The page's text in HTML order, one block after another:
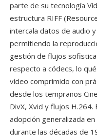
parte de su tecnología
estructura RIFF
intercala datos de audio
permitiendo la
gestión de flujos
respecto a códecs, lo
vídeo comprimido con
desde los tempranos
DivX, Xvid y flujos
adopción generalizada
durante las décadas de